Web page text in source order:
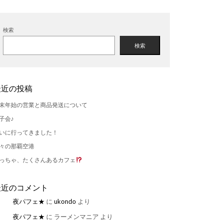
検索
検索
の投稿
年始の営業と商品発送について
会♪
に行ってきました！
の那覇空港
ちゃ、たくさんあるカフェ
のコメント
夜パフェ★ に ukondo より
夜パフェ★ に ラーメンマニア より